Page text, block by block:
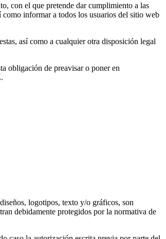
con el que pretende dar cumplimiento a las
informar a todos los usuarios del sitio web
así como a cualquier otra disposición legal
obligación de preavisar o poner en
logotipos, texto y/o gráficos, son
debidamente protegidos por la normativa de